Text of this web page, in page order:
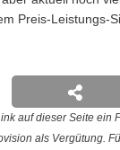
Preis-Leistungs-
auf dieser Seite ein
als Vergütung.